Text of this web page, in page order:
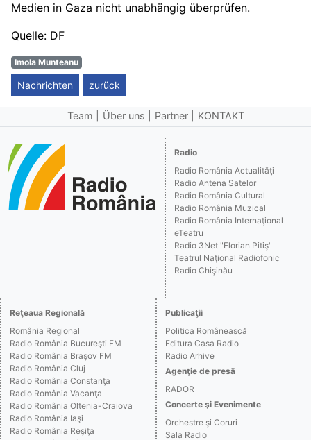
Medien in Gaza nicht unabhängig überprüfen.
Quelle: DF
Imola Munteanu
Nachrichten zurück
Team Über uns Partner KONTAKT
Radio
Radio România Actualităţi
Radio Antena Satelor
Radio România Cultural
Radio România Muzical
Radio România Internaţional
eTeatru
Radio 3Net "Florian Pitiş"
Teatrul Naţional Radiofonic
Radio Chişinău
Reţeaua Regională
România Regional
Radio România Bucureşti FM
Radio România Braşov FM
Radio România Cluj
Radio România Constanţa
Radio România Vacanţa
Radio România Oltenia-Craiova
Radio România Iaşi
Radio România Reşiţa
Publicaţii
Politica Românească
Editura Casa Radio
Radio Arhive
Agenţie de presă
RADOR
Concerte şi Evenimente
Orchestre şi Coruri
Sala Radio